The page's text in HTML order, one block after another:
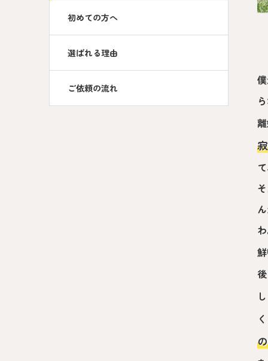
初めての方へ
選ばれる理由
ご依頼の流れ